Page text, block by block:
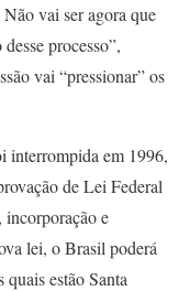
vai ser agora que
processo”,
vai “pressionar” os
interrompida em 1996,
de Lei Federal
incorporação e
lei, o Brasil poderá
estão Santa